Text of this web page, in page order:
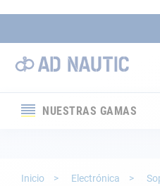
NUESTRAS GAMAS
Electricidad
Inicio Electrónica